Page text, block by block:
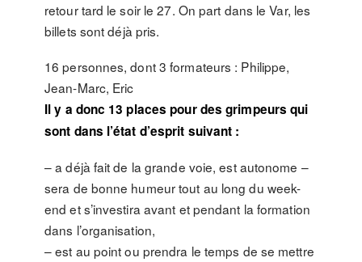
retour tard le soir le 27. On part dans le Var, les
billets sont déjà pris.
16 personnes, dont 3 formateurs : Philippe,
Jean-Marc, Eric
Il y a donc 13 places pour des grimpeurs qui
sont dans l’état d’esprit suivant :
– a déjà fait de la grande voie, est autonome –
sera de bonne humeur tout au long du week-
end et s’investira avant et pendant la formation
dans l’organisation,
– est au point ou prendra le temps de se mettre